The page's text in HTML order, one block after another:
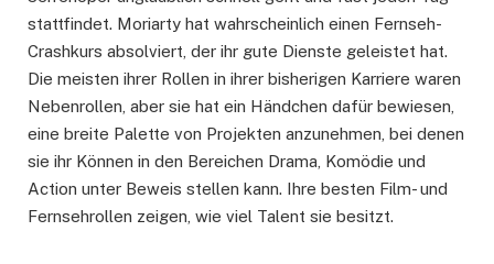
stattfindet. Moriarty hat wahrscheinlich einen Fernseh-
Crashkurs absolviert, der ihr gute Dienste geleistet hat.
Die meisten ihrer Rollen in ihrer bisherigen Karriere waren
Nebenrollen, aber sie hat ein Händchen dafür bewiesen,
eine breite Palette von Projekten anzunehmen, bei denen
sie ihr Können in den Bereichen Drama, Komödie und
Action unter Beweis stellen kann. Ihre besten Film- und
Fernsehrollen zeigen, wie viel Talent sie besitzt.